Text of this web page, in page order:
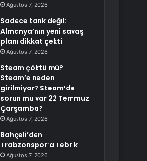
Ağustos 7, 2026
Sadece tank değil:
Almanya’nın yeni savaş
planı dikkat çekti
Ağustos 7, 2026
Steam çöktü mü?
Steam’e neden
girilmiyor? Steam’de
sorun mu var 22 Temmuz
Çarşamba?
Ağustos 7, 2026
Bahçeli’den
Trabzonspor’a Tebrik
Ağustos 7, 2026